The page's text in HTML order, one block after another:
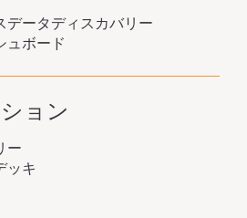
データディスカバリー
ュボード
ョン
ー
ッキ